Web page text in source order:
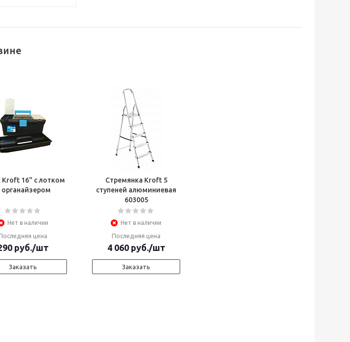
16" с лотком
органайзером
Нет в наличии
цена
руб./шт
Заказать
Стремянка Kroft 5
ступеней алюминиевая
603005
Нет в наличии
Последняя цена
4 060руб./шт
Заказать